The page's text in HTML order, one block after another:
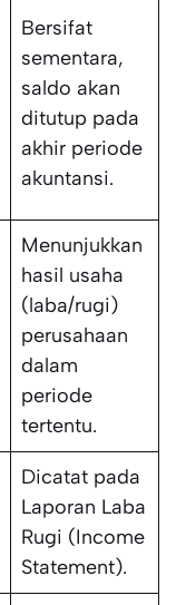
Bersifat
sementara,
saldo akan
ditutup pada
akhir periode
akuntansi.
Menunjukkan
hasil usaha
(laba/rugi)
perusahaan
dalam
periode
tertentu.
Dicatat pada
Laporan Laba
Rugi (Income
Statement).